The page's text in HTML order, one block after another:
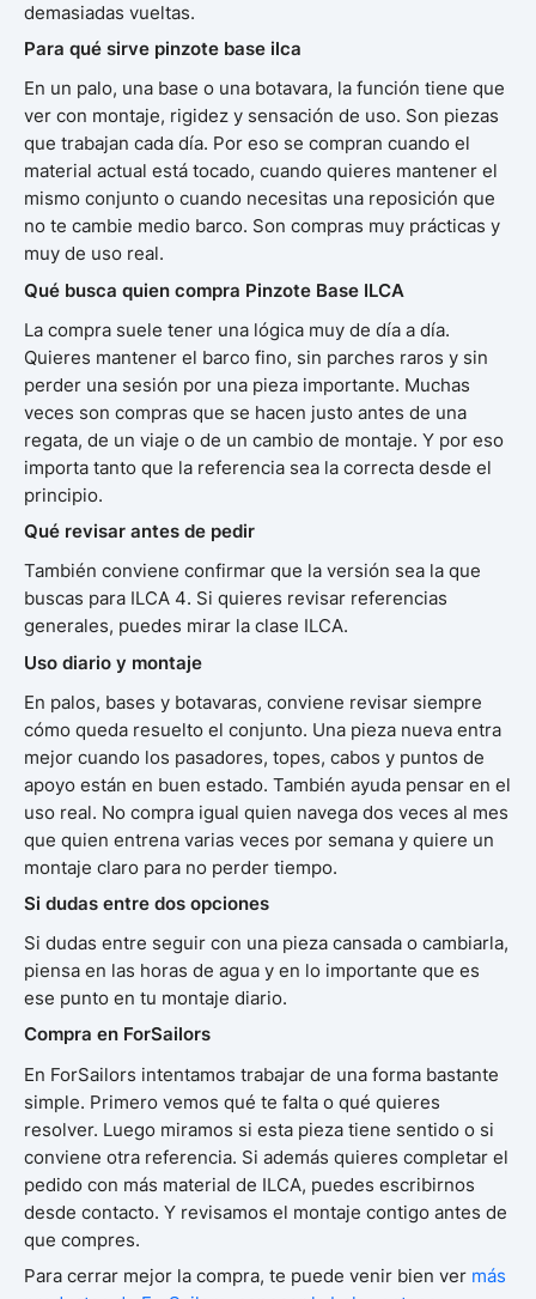
demasiadas vueltas.
Para qué sirve pinzote base ilca
En un palo, una base o una botavara, la función tiene que
ver con montaje, rigidez y sensación de uso. Son piezas
que trabajan cada día. Por eso se compran cuando el
material actual está tocado, cuando quieres mantener el
mismo conjunto o cuando necesitas una reposición que
no te cambie medio barco. Son compras muy prácticas y
muy de uso real.
Qué busca quien compra Pinzote Base ILCA
La compra suele tener una lógica muy de día a día.
Quieres mantener el barco fino, sin parches raros y sin
perder una sesión por una pieza importante. Muchas
veces son compras que se hacen justo antes de una
regata, de un viaje o de un cambio de montaje. Y por eso
importa tanto que la referencia sea la correcta desde el
principio.
Qué revisar antes de pedir
También conviene confirmar que la versión sea la que
buscas para ILCA 4. Si quieres revisar referencias
generales, puedes mirar la clase ILCA.
Uso diario y montaje
En palos, bases y botavaras, conviene revisar siempre
cómo queda resuelto el conjunto. Una pieza nueva entra
mejor cuando los pasadores, topes, cabos y puntos de
apoyo están en buen estado. También ayuda pensar en el
uso real. No compra igual quien navega dos veces al mes
que quien entrena varias veces por semana y quiere un
montaje claro para no perder tiempo.
Si dudas entre dos opciones
Si dudas entre seguir con una pieza cansada o cambiarla,
piensa en las horas de agua y en lo importante que es
ese punto en tu montaje diario.
Compra en ForSailors
En ForSailors intentamos trabajar de una forma bastante
simple. Primero vemos qué te falta o qué quieres
resolver. Luego miramos si esta pieza tiene sentido o si
conviene otra referencia. Si además quieres completar el
pedido con más material de ILCA, puedes escribirnos
desde contacto. Y revisamos el montaje contigo antes de
que compres.
Para cerrar mejor la compra, te puede venir bien ver más